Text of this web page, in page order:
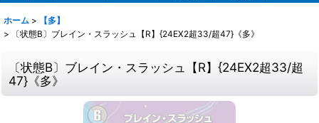
ホーム >
【多】
>
〔状態B〕ブレイン・スラッシュ【R】{24EX2超33/超47}《多》
〔状態B〕ブレイン・スラッシュ【R】{24EX2超33/超
47}《多》